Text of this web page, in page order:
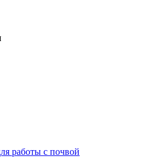
работы с почвой